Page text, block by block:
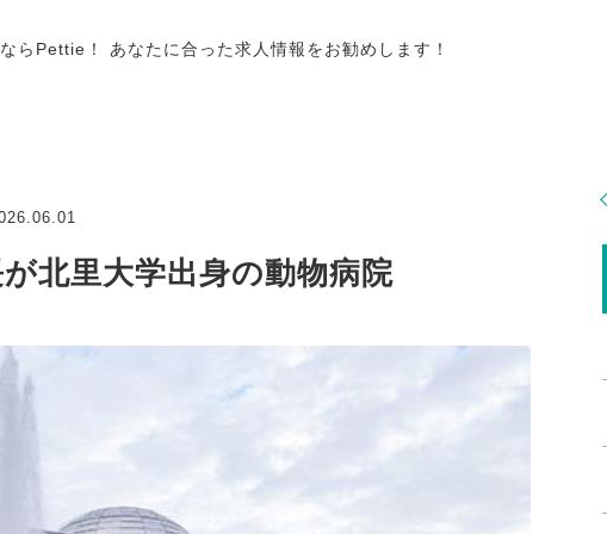
らPettie！ あなたに合った求人情報をお勧めします！
北里大学出身の動物病院